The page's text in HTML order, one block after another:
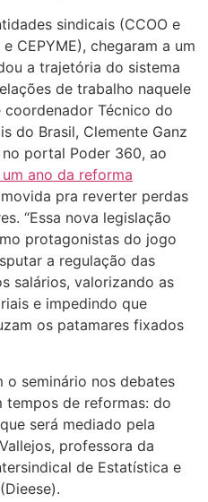
sindicais (CCOO e
CEPYME), chegaram a um
a trajetória do sistema
de trabalho naquele
coordenador Técnico do
do Brasil, Clemente Ganz
no portal Poder 360, ao
ano da reforma
pra reverter perdas
“Essa nova legislação
protagonistas do jogo
a regulação das
salários, valorizando as
e impedindo que
os patamares fixados
o seminário nos debates
tempos de reformas: do
será mediado pela
professora da
de Estatística e